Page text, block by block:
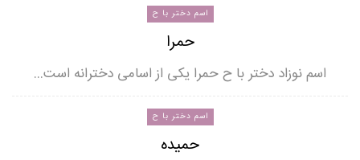
اسم دختر با ح
حمرا
اسم نوزاد دختر با ح حمرا یکی از اسامی دخترانه است…
اسم دختر با ح
حمیده